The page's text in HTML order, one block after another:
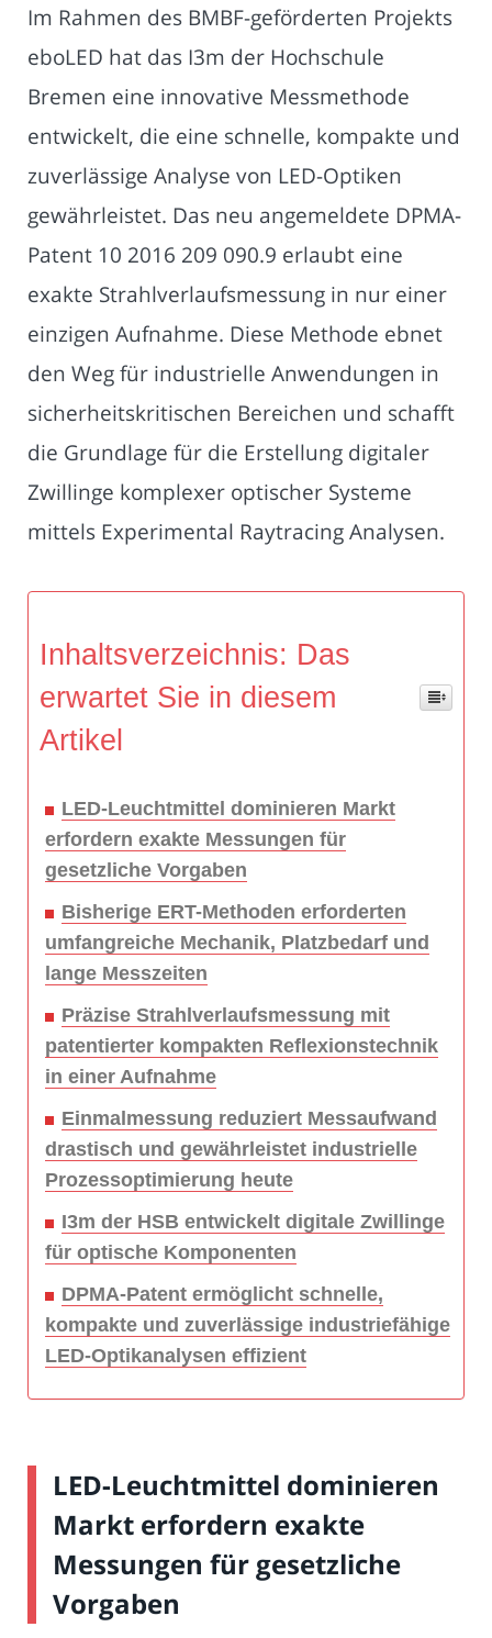
Im Rahmen des BMBF-geförderten Projekts
eboLED hat das I3m der Hochschule
Bremen eine innovative Messmethode
entwickelt, die eine schnelle, kompakte und
zuverlässige Analyse von LED-Optiken
gewährleistet. Das neu angemeldete DPMA-
Patent 10 2016 209 090.9 erlaubt eine
exakte Strahlverlaufsmessung in nur einer
einzigen Aufnahme. Diese Methode ebnet
den Weg für industrielle Anwendungen in
sicherheitskritischen Bereichen und schafft
die Grundlage für die Erstellung digitaler
Zwillinge komplexer optischer Systeme
mittels Experimental Raytracing Analysen.
Inhaltsverzeichnis: Das
erwartet Sie in diesem
Artikel
LED-Leuchtmittel dominieren Markt
erfordern exakte Messungen für
gesetzliche Vorgaben
Bisherige ERT-Methoden erforderten
umfangreiche Mechanik, Platzbedarf und
lange Messzeiten
Präzise Strahlverlaufsmessung mit
patentierter kompakten Reflexionstechnik
in einer Aufnahme
Einmalmessung reduziert Messaufwand
drastisch und gewährleistet industrielle
Prozessoptimierung heute
I3m der HSB entwickelt digitale Zwillinge
für optische Komponenten
DPMA-Patent ermöglicht schnelle,
kompakte und zuverlässige industriefähige
LED-Optikanalysen effizient
LED-Leuchtmittel dominieren
Markt erfordern exakte
Messungen für gesetzliche
Vorgaben